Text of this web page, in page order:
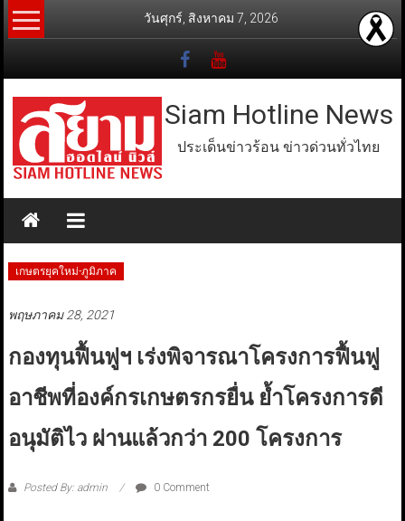
Skip
to
วันศุกร์, สิงหาคม 7, 2026
Siam Hotline News
ประเด็นข่าวร้อน ข่าวด่วนทั่วไทย
เกษตรยุคใหม่-ภูมิภาค
พฤษภาคม 28, 2021
กองทุนฟื้นฟูฯ เร่งพิจารณาโครงการฟื้นฟู
อาชีพที่องค์กรเกษตรกรยื่น ย้ำโครงการดี
อนุมัติไว ผ่านแล้วกว่า 200 โครงการ
Posted By: admin 0 Comment